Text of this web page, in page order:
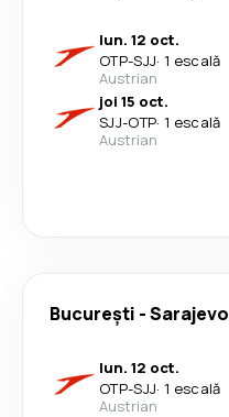
lun. 12 oct.
OTP-SJJ· 1 escală
Austrian
joi 15 oct.
SJJ-OTP· 1 escală
Austrian
București -Sarajevo
lun. 12 oct.
OTP-SJJ· 1 escală
Austrian